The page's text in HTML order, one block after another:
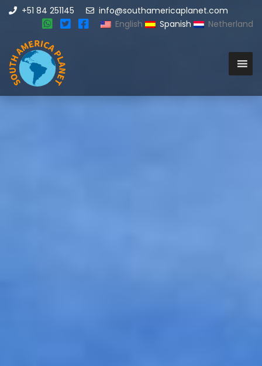
+51 84 251145
info@southamericaplanet.com
English
Spanish Netherland